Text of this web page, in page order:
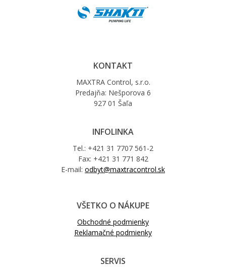
KONTAKT
MAXTRA Control, s.r.o.
Predajňa: Nešporova 6
927 01 Šaľa
INFOLINKA
Tel.: +421 31 7707 561-2
Fax: +421 31 771 842
E-mail: odbyt@maxtracontrol.sk
VŠETKO O NÁKUPE
Obchodné podmienky
Reklamačné podmienky
SERVIS